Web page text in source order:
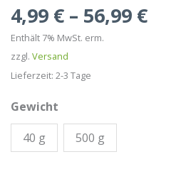
4,99 € – 56,99 €
Enthält 7% MwSt. erm.
zzgl. Versand
Lieferzeit: 2-3 Tage
Gewicht
40 g 500 g